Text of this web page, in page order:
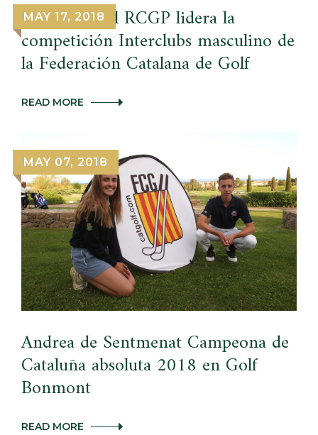
TORNEOS.
¡FELICIDADES
CAMPEÓN!
MAY 17, 2018
El equipo del RCGP lidera la
competición Interclubs masculino de
la Federación Catalana de Golf
READ MORE EL
LIDERA
LA
COMPETICIÓN
INTERCLUBS
MASCULINO
DE
LA
FEDERACIÓN
CATALANA
DE
GOLF
MAY 07, 2018
Andrea de Sentmenat Campeona de
Cataluña absoluta 2018 en Golf
Bonmont
READ MORE ANDREA